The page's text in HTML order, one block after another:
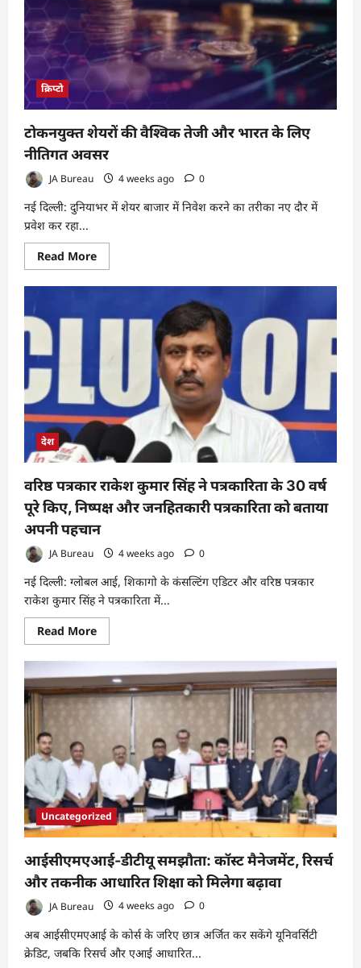
शुभारंभ,
127
देशों
से
आए
प्रतिनिधि
और
खरीदार
क्रिप्टो
टोकनयुक्त शेयरों की वैश्विक तेजी और भारत के लिए
नीतिगत अवसर
JA Bureau 4 weeks ago 0
नई दिल्ली: दुनियाभर में शेयर बाजार में निवेश करने का तरीका नए दौर में
प्रवेश कर रहा...
Read MoreRead
more
टोकनयुक्त
वैश्विक
भारत
नीतिगत
अवसर
देश
वरिष्ठ पत्रकार राकेश कुमार सिंह ने पत्रकारिता के 30 वर्ष
पूरे किए, निष्पक्ष और जनहितकारी पत्रकारिता को बताया
अपनी पहचान
JA Bureau 4 weeks ago 0
नई दिल्ली: ग्लोबल आई, शिकागो के कंसल्टिंग एडिटर और वरिष्ठ पत्रकार
राकेश कुमार सिंह ने पत्रकारिता में...
Read MoreRead
more
पत्रकार
राकेश
कुमार
सिंह
पत्रकारिता
वर्ष
पूरे
किए,
निष्पक्ष
और
जनहितकारी
पत्रकारिता
बताया
अपनी
पहचान
Uncategorized
आईसीएमएआई-डीटीयू समझौता: कॉस्ट मैनेजमेंट, रिसर्च
और तकनीक आधारित शिक्षा को मिलेगा बढ़ावा
JA Bureau 4 weeks ago 0
अब आईसीएमएआई के कोर्स के जरिए छात्र अर्जित कर सकेंगे यूनिवर्सिटी
क्रेडिट, जबकि रिसर्च और एआई आधारित...